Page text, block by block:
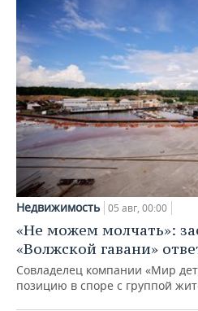
Недвижимость 05 авг, 00:00
«Не можем молчать»:
«Волжской гавани»
Совладелец компании «Мир
позицию в споре с группой